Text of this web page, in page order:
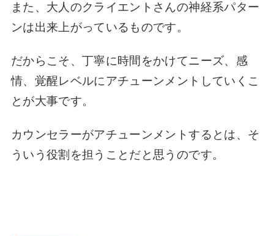
また、大人のクライエントさんの神経系パター
ンは出来上がっているものです。
だからこそ、丁寧に時間をかけてニーズ、感
情、覚醒レベルにアチューンメントしていくこ
とが大事です。
カウンセラーがアチューンメントするとは、そ
ういう役割を担うことだと思うのです。